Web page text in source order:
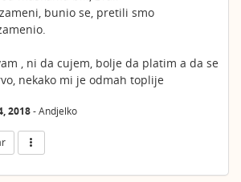
bunio se, pretili smo
, ni da cujem, bolje da platim a da se
nekako mi je odmah toplije
2018-Andjelko